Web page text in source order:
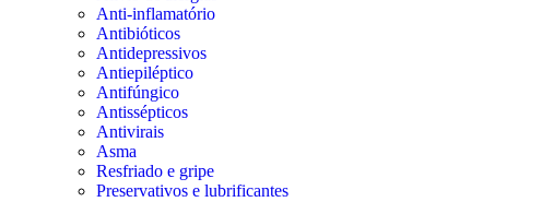
Anti-inflamatório
Antibióticos
Antidepressivos
Antiepiléptico
Antifúngico
Antissépticos
Antivirais
Asma
Resfriado e gripe
Preservativos e lubrificantes